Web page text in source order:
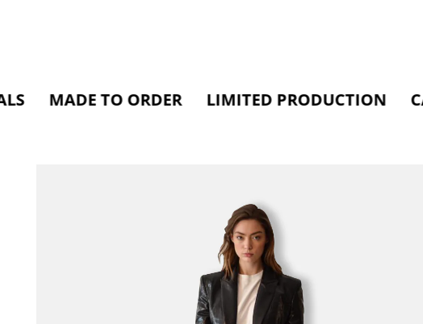
TO ORDER LIMITED PRODUCTION CARE FOR